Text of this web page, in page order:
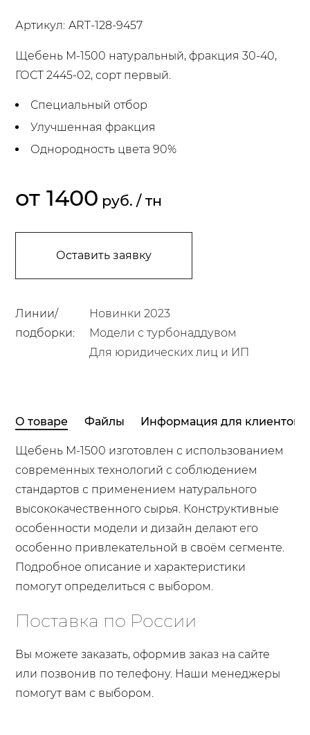
Артикул: ART-128-9457
Щебень М-1500 натуральный, фракция 30-40,
ГОСТ 2445-02, сорт первый.
Специальный отбор
Улучшенная фракция
Однородность цвета 90%
от 1400 руб. / тн
Оставить заявку
Линии/
подборки:
Новинки 2023
Модели с турбонаддувом
Для юридических лиц и ИП
О товаре Файлы Информация для клиентов
Щебень М-1500 изготовлен с использованием
современных технологий с соблюдением
стандартов с применением натурального
высококачественного сырья. Конструктивные
особенности модели и дизайн делают его
особенно привлекательной в своём сегменте.
Подробное описание и характеристики
помогут определиться с выбором.
Поставка по России
Вы можете заказать, оформив заказ на сайте
или позвонив по телефону. Наши менеджеры
помогут вам с выбором.